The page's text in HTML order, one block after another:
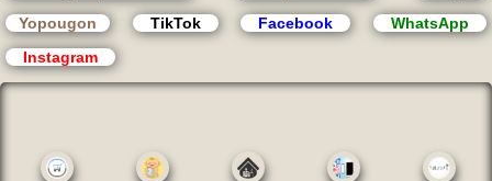
Yopougon
TikTok Facebook
WhatsApp
Instagram